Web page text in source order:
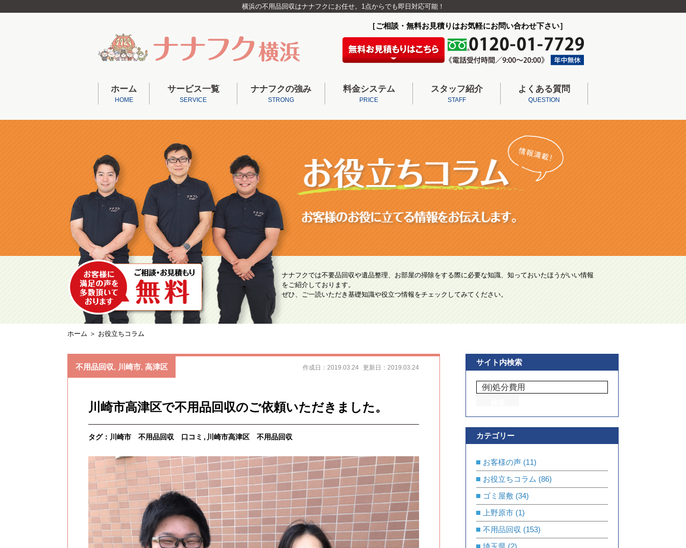
横浜の不用品回収はナナフクにお任せ。1点からでも即日対応可能！
［ご相談・無料お見積りはお気軽にお問い合わせ下さい］
ホーム
HOME
サービス一覧
SERVICE
ナナフクの強み
STRONG
料金システム
PRICE
スタッフ紹介
STAFF
よくある質問
QUESTION
ナナフクでは不要品回収や遺品整理、お部屋の掃除をする際に必要な知識、知っておいたほうがいい情報
をご紹介しております。
ぜひ、ご一読いただき基礎知識や役立つ情報をチェックしてみてください。
ホーム ＞ お役立ちコラム
不用品回収, 川崎市, 高津区 作成日：2019.03.24 更新日：2019.03.24
川崎市高津区で不用品回収のご依頼いただきました。
タグ： 川崎市 不用品回収 口コミ 川崎市高津区 不用品回収
サイト内検索
カテゴリー
お客様の声 (11)
お役立ちコラム (86)
ゴミ屋敷 (34)
上野原市 (1)
不用品回収 (153)
埼玉県 (2)